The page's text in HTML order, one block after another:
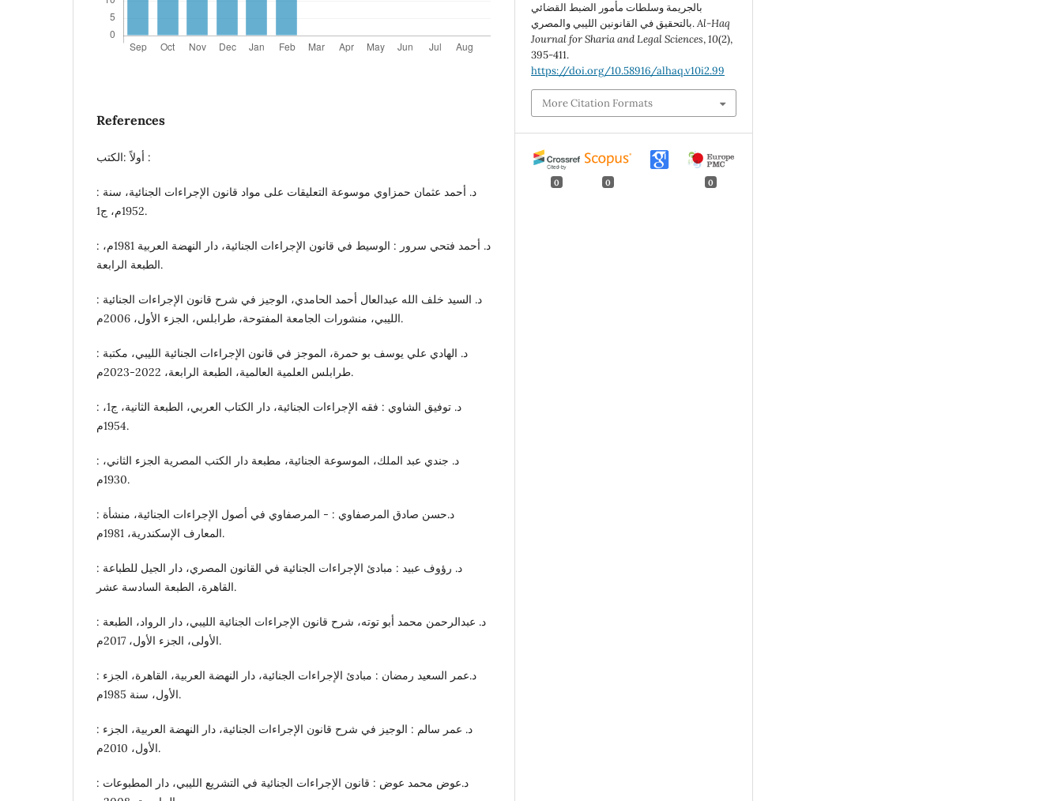
References
أولاً :الكتب :
: د. أحمد عثمان حمزاوي موسوعة التعليقات على مواد قانون الإجراءات الجنائية، سنة
1952م، ج1.
: د. أحمد فتحي سرور : الوسيط في قانون الإجراءات الجنائية، دار النهضة العربية 1981م،
الطبعة الرابعة.
: د. السيد خلف الله عبدالعال أحمد الحامدي، الوجيز في شرح قانون الإجراءات الجنائية
الليبي، منشورات الجامعة المفتوحة، طرابلس، الجزء الأول، 2006م.
: د. الهادي علي يوسف بو حمرة، الموجز في قانون الإجراءات الجنائية الليبي، مكتبة
طرابلس العلمية العالمية، الطبعة الرابعة، 2022-2023م.
: د. توفيق الشاوي : فقه الإجراءات الجنائية، دار الكتاب العربي، الطبعة الثانية، ج1،
1954م.
: د. جندي عبد الملك، الموسوعة الجنائية، مطبعة دار الكتب المصرية الجزء الثاني،
1930م.
: د.حسن صادق المرصفاوي : - المرصفاوي في أصول الإجراءات الجنائية، منشأة
المعارف الإسكندرية، 1981م.
: د. رؤوف عبيد : مبادئ الإجراءات الجنائية في القانون المصري، دار الجيل للطباعة
القاهرة، الطبعة السادسة عشر.
: د. عبدالرحمن محمد أبو توته، شرح قانون الإجراءات الجنائية الليبي، دار الرواد، الطبعة
الأولى، الجزء الأول، 2017م.
: د.عمر السعيد رمضان : مبادئ الإجراءات الجنائية، دار النهضة العربية، القاهرة، الجزء
الأول، سنة 1985م.
: د. عمر سالم : الوجيز في شرح قانون الإجراءات الجنائية، دار النهضة العربية، الجزء
الأول، 2010م.
: د.عوض محمد عوض : قانون الإجراءات الجنائية في التشريع الليبي، دار المطبوعات
بالجريمة وسلطات مأمور الضبط القضائي
بالتحقيق في القانونين الليبي والمصري.Al-Haq
Journal for Sharia and Legal Sciences,10(2),
395-411.
https://doi.org/10.58916/alhaq.v10i2.99
More Citation Formats
0 0 0